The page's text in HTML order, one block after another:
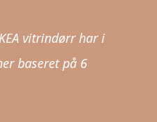
vitrindørr har i
baseret på 6